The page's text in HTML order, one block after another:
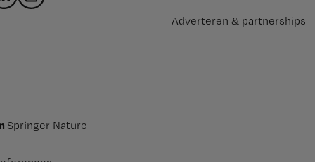
Adverteren & partnerships
Springer Nature